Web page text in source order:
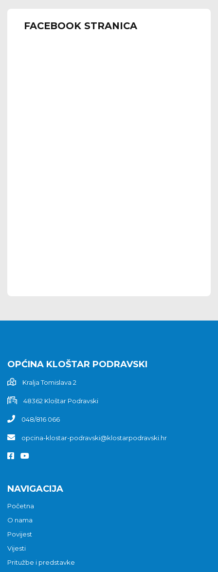
FACEBOOK STRANICA
OPĆINA KLOŠTAR PODRAVSKI
Kralja Tomislava 2
48362 Kloštar Podravski
048/816 066
opcina-klostar-podravski@klostarpodravski.hr
NAVIGACIJA
Početna
O nama
Povijest
Vijesti
Pritužbe i predstavke